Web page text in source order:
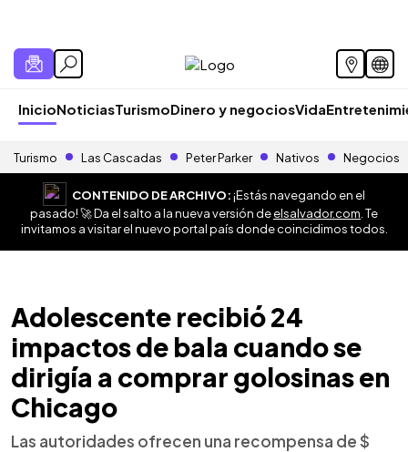
InicioNoticiasTurismoDinero y negociosVida
Turismo Las Cascadas Peter Parker Nativos Negocios
CONTENIDO DE ARCHIVO:¡Estás navegando en el
pasado! 🚀 Da el salto a la nueva versión deelsalvador.com . Te
invitamos a visitar el nuevo portal país donde coincidimos todos.
Adolescente recibió 24
impactos de bala cuando se
dirigía a comprar golosinas en
Chicago
Las autoridades ofrecen una recompensa de $